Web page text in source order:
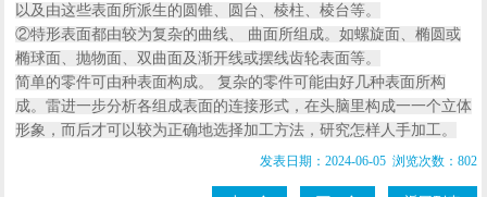
以及由这些表面所派生的圆锥、圆台、棱柱、棱台等。
②特形表面都由较为复杂的曲线、 曲面所组成。如螺旋面、椭圆或
椭球面、抛物面、双曲面及渐开线或摆线齿轮表面等。
简单的零件可由种表面构成。 复杂的零件可能由好几种表面所构
成。雷进一步分析各组成表面的连接形式，在头脑里构成一一个立体
形象，而后才可以较为正确地选择加工方法，研究怎样人手加工。
发表日期：2024-06-05 浏览次数：802